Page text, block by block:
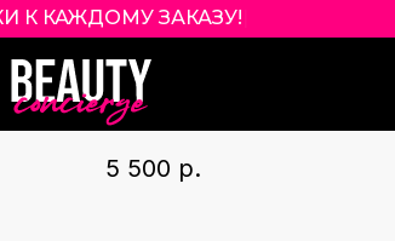
К КАЖДОМУ ЗАКАЗУ!
EMI JAY
EMI JAY
5 500 р.